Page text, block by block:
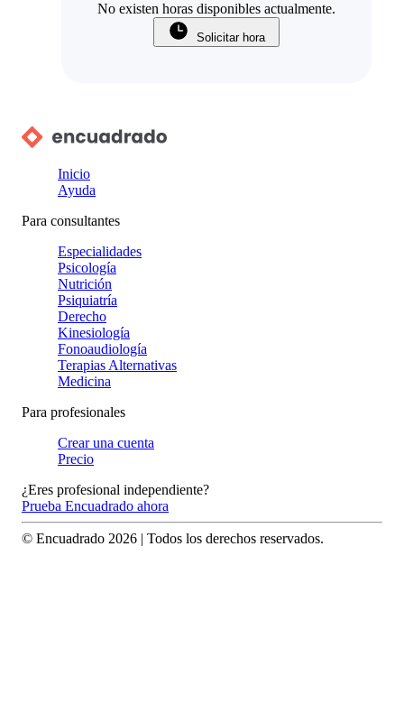
No existen horas disponibles actualmente.
Solicitar hora
Inicio
Ayuda
Para consultantes
Especialidades
Psicología
Nutrición
Psiquiatría
Derecho
Kinesiología
Fonoaudiología
Terapias Alternativas
Medicina
Para profesionales
Crear una cuenta
Precio
¿Eres profesional independiente?
Prueba Encuadrado ahora
© Encuadrado 2026 | Todos los derechos reservados.